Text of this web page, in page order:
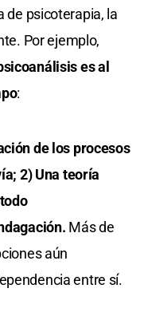
de psicoterapia, la
Por ejemplo,
es al
:
de los procesos
2) Una teoría
Más de
aún
entre sí.